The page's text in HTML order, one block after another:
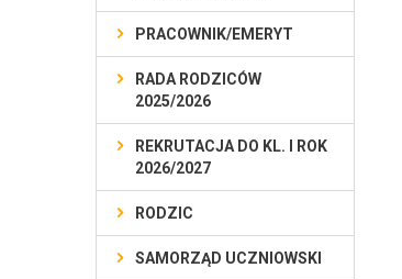
PRACOWNIK/EMERYT
RADA RODZICÓW
2025/2026
REKRUTACJA DO KL. I ROK
2026/2027
RODZIC
SAMORZĄD UCZNIOWSKI